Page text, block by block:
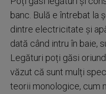
banc. Bulă e întrebat la
dintre electricitate și
dată când intru în baie,
Legături poți găsi
văzut că sunt mulți
teorii monologice, cum